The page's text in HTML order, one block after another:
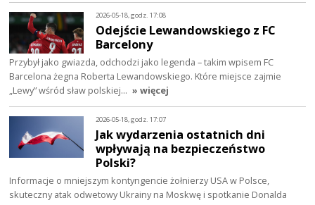
2026-05-18, godz. 17:08
Odejście Lewandowskiego z FC
Barcelony
Przybył jako gwiazda, odchodzi jako legenda – takim wpisem FC
Barcelona żegna Roberta Lewandowskiego. Które miejsce zajmie
„Lewy” wśród sław polskiej… » więcej
2026-05-18, godz. 17:07
Jak wydarzenia ostatnich dni
wpływają na bezpieczeństwo
Polski?
Informacje o mniejszym kontyngencie żołnierzy USA w Polsce,
skuteczny atak odwetowy Ukrainy na Moskwę i spotkanie Donalda